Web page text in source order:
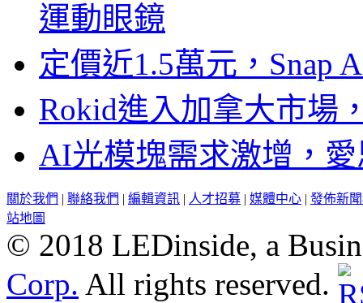
運動眼鏡
定價近1.5萬元，Snap
Rokid進入加拿大市場
AI光模塊需求激增，
關於我們 | 聯絡我們 | 編輯資訊 | 人才招募 | 媒體中心 | 發佈新
站地圖
© 2018 LEDinside, a
Corp. All rights reserved.